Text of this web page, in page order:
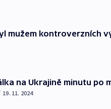
mužem kontroverzních
na Ukrajině minutu po
19. 11. 2024